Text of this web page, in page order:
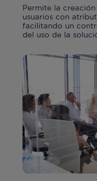
Permite la
usuarios con
facilitando un
del uso de la